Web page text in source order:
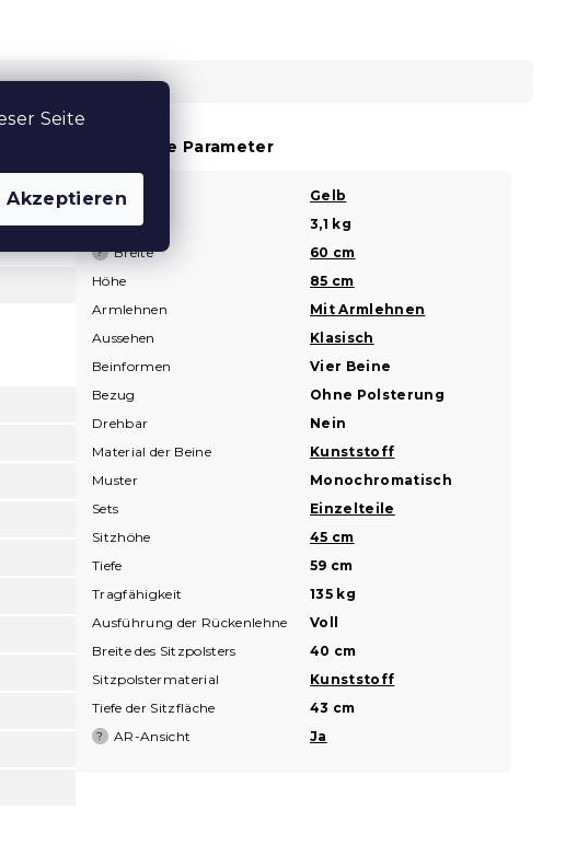
Seite
Akzeptieren
Zusätzliche Parameter
? Farbe
Gelb
Gewicht
3,1 kg
? Breite
60 cm
Höhe
85 cm
Armlehnen
Mit Armlehnen
Aussehen
Klasisch
Beinformen
Vier Beine
Bezug
Ohne Polsterung
Drehbar
Nein
Material der Beine
Kunststoff
Muster
Monochromatisch
Sets
Einzelteile
Sitzhöhe
45 cm
Tiefe
59 cm
Tragfähigkeit
135 kg
Ausführung der Rückenlehne
Voll
Breite des Sitzpolsters
40 cm
Sitzpolstermaterial
Kunststoff
Tiefe der Sitzfläche
43 cm
? AR-Ansicht Ja